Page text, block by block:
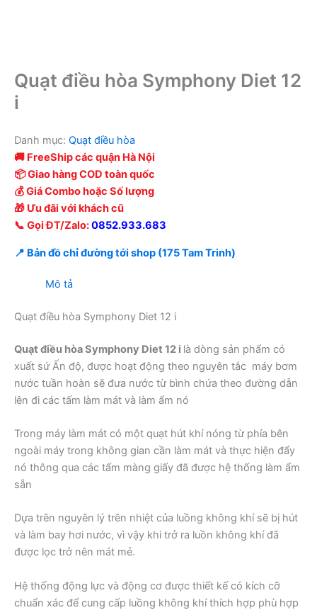
Quạt điều hòa Symphony Diet 12
i
Danh mục: Quạt điều hòa
🚚 FreeShip các quận Hà Nội
📦 Giao hàng COD toàn quốc
💰 Giá Combo hoặc Số lượng
🎁 Ưu đãi với khách cũ
📞 Gọi ĐT/Zalo:0852.933.683
📍 Bản đồ chỉ đường tới shop (175 Tam Trinh)
Mô tả
Quạt điều hòa Symphony Diet 12 i
Quạt điều hòa Symphony Diet 12 i là dòng sản phẩm có
xuất sứ Ấn độ, được hoạt động theo nguyên tắc máy bơm
nước tuần hoàn sẽ đưa nước từ bình chứa theo đường dẫn
lên đi các tấm làm mát và làm ẩm nó
Trong máy làm mát có một quạt hút khí nóng từ phía bên
ngoài máy trong không gian cần làm mát và thực hiện đẩy
nó thông qua các tấm màng giấy đã được hệ thống làm ẩm
sẵn
Dựa trên nguyên lý trên nhiệt của luồng không khí sẽ bị hút
và làm bay hơi nước, vì vậy khi trở ra luồn không khí đã
được lọc trở nên mát mẻ.
Hệ thống động lực và động cơ được thiết kế có kích cỡ
chuẩn xác để cung cấp luồng không khí thích hợp phù hợp